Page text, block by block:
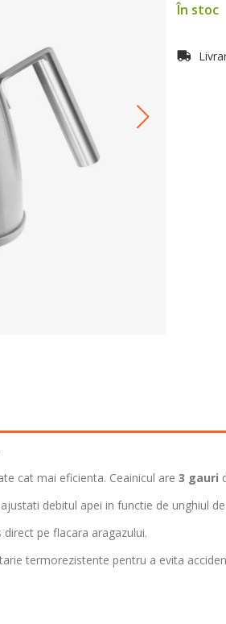
În stoc
cat mai eficienta. Ceainicul are3 gauri
debitul apei in functie de unghiul
pe flacara aragazului.
termorezistente pentru a evita